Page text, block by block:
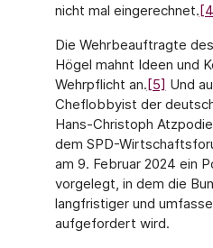
nicht mal eingerechnet.
Die Wehrbeauftragte
Högel mahnt Ideen und
Wehrpflicht an.[5] Und
Cheflobbyist der
Hans-Christoph
dem SPD-
am 9. Februar 2024 ein
vorgelegt, in dem die
langfristiger und
aufgefordert wird.